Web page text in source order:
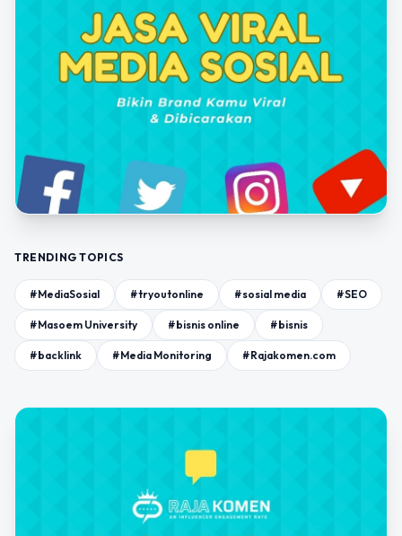
TRENDING TOPICS
#MediaSosial #tryoutonline #sosial media #SEO
#Masoem University #bisnis online #bisnis
#backlink #Media Monitoring #Rajakomen.com